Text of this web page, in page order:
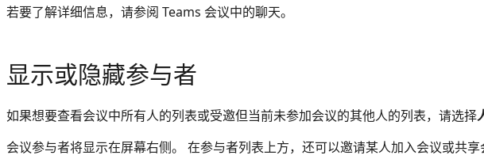
若要了解详细信息，请参阅 Teams 会议中的聊天。
显示或隐藏参与者
如果想要查看会议中所有人的列表或受邀但当前未参加会议的其他人的列表，请选择
会议参与者将显示在屏幕右侧。 在参与者列表上方，还可以邀请某人加入会议或共享